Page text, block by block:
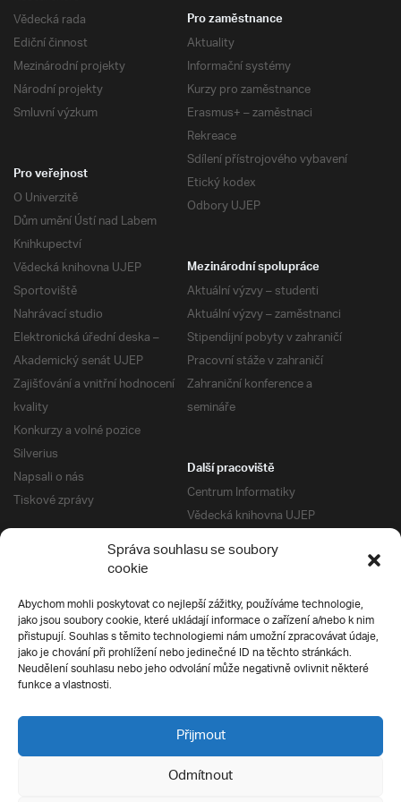
Správa souhlasu se soubory
cookie
Abychom mohli poskytovat co nejlepší zážitky, používáme technologie,
jako jsou soubory cookie, které ukládají informace o zařízení a/nebo k nim
přistupují. Souhlas s těmito technologiemi nám umožní zpracovávat údaje,
jako je chování při prohlížení nebo jedinečné ID na těchto stránkách.
Neudělení souhlasu nebo jeho odvolání může negativně ovlivnit některé
funkce a vlastnosti.
Přijmout
Odmítnout
Vědecká rada
Ediční činnost
Mezinárodní projekty
Národní projekty
Smluvní výzkum
Pro zaměstnance
Aktuality
Informační systémy
Kurzy pro zaměstnance
Erasmus+ – zaměstnaci
Rekreace
Sdílení přístrojového vybavení
Etický kodex
Odbory UJEP
Pro veřejnost
O Univerzitě
Dům umění Ústí nad Labem
Knihkupectví
Vědecká knihovna UJEP
Sportoviště
Nahrávací studio
Elektronická úřední deska –
Akademický senát UJEP
Zajišťování a vnitřní hodnocení
kvality
Konkurzy a volné pozice
Silverius
Napsali o nás
Tiskové zprávy
Mezinárodní spolupráce
Aktuální výzvy – studenti
Aktuální výzvy – zaměstnanci
Stipendijní pobyty v zahraničí
Pracovní stáže v zahraničí
Zahraniční konference a
semináře
Další pracoviště
Centrum Informatiky
Vědecká knihovna UJEP
Správa kolejí a menz
Univerzitní centrum podpory
Silverius
Pro uchazeče
Přijímací řízení
E-prihlaska
Přípravné kurzy
Ochrana soukromí